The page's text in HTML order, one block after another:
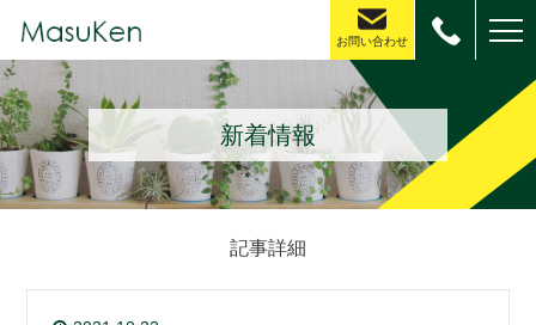
お問い合わせ
新着情報
記事詳細